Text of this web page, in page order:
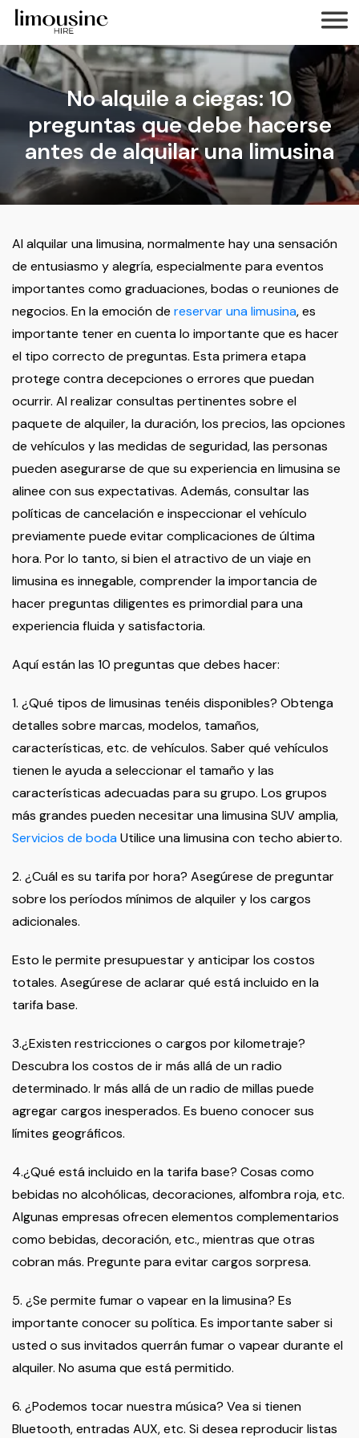
No alquile a ciegas: 10
preguntas que debe hacerse
antes de alquilar una limusina
Al alquilar una limusina, normalmente hay una sensación
de entusiasmo y alegría, especialmente para eventos
importantes como graduaciones, bodas o reuniones de
negocios. En la emoción de reservar una limusina, es
importante tener en cuenta lo importante que es hacer
el tipo correcto de preguntas. Esta primera etapa
protege contra decepciones o errores que puedan
ocurrir. Al realizar consultas pertinentes sobre el
paquete de alquiler, la duración, los precios, las opciones
de vehículos y las medidas de seguridad, las personas
pueden asegurarse de que su experiencia en limusina se
alinee con sus expectativas. Además, consultar las
políticas de cancelación e inspeccionar el vehículo
previamente puede evitar complicaciones de última
hora. Por lo tanto, si bien el atractivo de un viaje en
limusina es innegable, comprender la importancia de
hacer preguntas diligentes es primordial para una
experiencia fluida y satisfactoria.
Aquí están las 10 preguntas que debes hacer:
1. ¿Qué tipos de limusinas tenéis disponibles? Obtenga
detalles sobre marcas, modelos, tamaños,
características, etc. de vehículos. Saber qué vehículos
tienen le ayuda a seleccionar el tamaño y las
características adecuadas para su grupo. Los grupos
más grandes pueden necesitar una limusina SUV amplia,
Servicios de bodaUtilice una limusina con techo abierto.
2. ¿Cuál es su tarifa por hora? Asegúrese de preguntar
sobre los períodos mínimos de alquiler y los cargos
adicionales.
Esto le permite presupuestar y anticipar los costos
totales. Asegúrese de aclarar qué está incluido en la
tarifa base.
3.¿Existen restricciones o cargos por kilometraje?
Descubra los costos de ir más allá de un radio
determinado. Ir más allá de un radio de millas puede
agregar cargos inesperados. Es bueno conocer sus
límites geográficos.
4.¿Qué está incluido en la tarifa base? Cosas como
bebidas no alcohólicas, decoraciones, alfombra roja, etc.
Algunas empresas ofrecen elementos complementarios
como bebidas, decoración, etc., mientras que otras
cobran más. Pregunte para evitar cargos sorpresa.
5. ¿Se permite fumar o vapear en la limusina? Es
importante conocer su política. Es importante saber si
usted o sus invitados querrán fumar o vapear durante el
alquiler. No asuma que está permitido.
6. ¿Podemos tocar nuestra música? Vea si tienen
Bluetooth, entradas AUX, etc. Si desea reproducir listas